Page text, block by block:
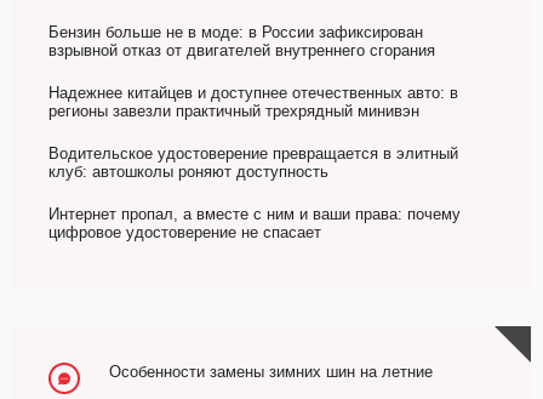
Бензин больше не в моде: в России зафиксирован
взрывной отказ от двигателей внутреннего сгорания
Надежнее китайцев и доступнее отечественных авто: в
регионы завезли практичный трехрядный минивэн
Водительское удостоверение превращается в элитный
клуб: автошколы роняют доступность
Интернет пропал, а вместе с ним и ваши права: почему
цифровое удостоверение не спасает
Особенности замены зимних шин на летние